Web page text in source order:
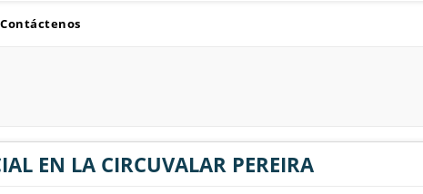
Contáctenos
EN LA CIRCUVALAR PEREIRA